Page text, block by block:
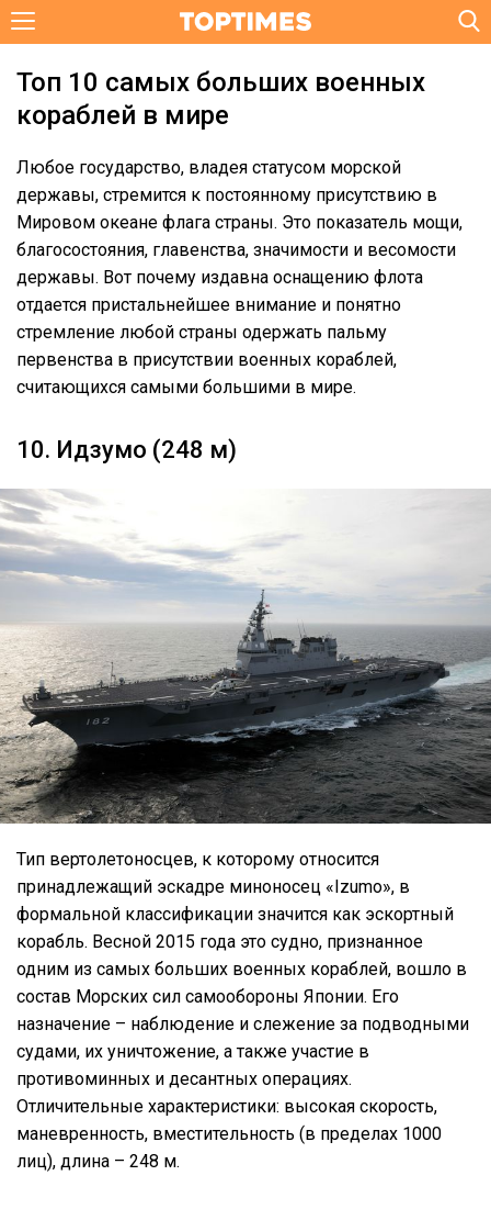
Топ 10 самых больших военных
кораблей в мире
Любое государство, владея статусом морской
державы, стремится к постоянному присутствию в
Мировом океане флага страны. Это показатель мощи,
благосостояния, главенства, значимости и весомости
державы. Вот почему издавна оснащению флота
отдается пристальнейшее внимание и понятно
стремление любой страны одержать пальму
первенства в присутствии военных кораблей,
считающихся самыми большими в мире.
10. Идзумо (248 м)
Тип вертолетоносцев, к которому относится
принадлежащий эскадре миноносец «Izumo», в
формальной классификации значится как эскортный
корабль. Весной 2015 года это судно, признанное
одним из самых больших военных кораблей, вошло в
состав Морских сил самообороны Японии. Его
назначение – наблюдение и слежение за подводными
судами, их уничтожение, а также участие в
противоминных и десантных операциях.
Отличительные характеристики: высокая скорость,
маневренность, вместительность (в пределах 1000
лиц), длина – 248 м.